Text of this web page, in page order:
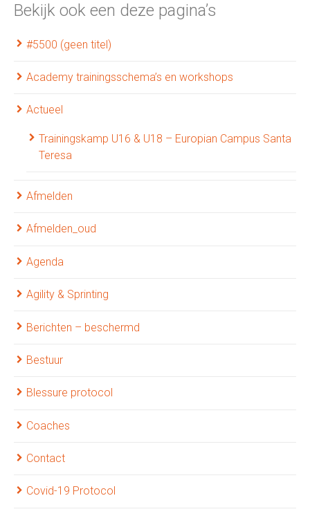
Bekijk ook een deze pagina’s
#5500 (geen titel)
Academy trainingsschema’s en workshops
Actueel
Trainingskamp U16 & U18 – Europian Campus Santa
Teresa
Afmelden
Afmelden_oud
Agenda
Agility & Sprinting
Berichten – beschermd
Bestuur
Blessure protocol
Coaches
Contact
Covid-19 Protocol